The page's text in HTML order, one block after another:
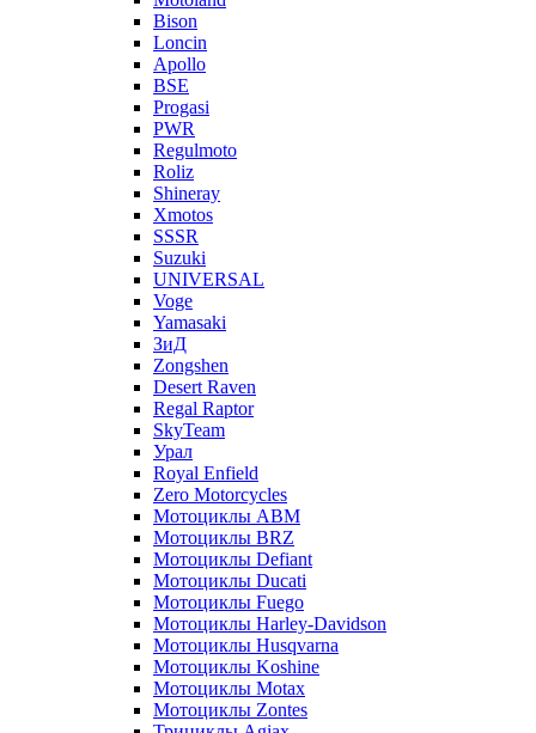
Bison
Loncin
Apollo
BSE
Progasi
PWR
Regulmoto
Roliz
Shineray
Xmotos
SSSR
Suzuki
UNIVERSAL
Voge
Yamasaki
ЗиД
Zongshen
Desert Raven
Regal Raptor
SkyTeam
Урал
Royal Enfield
Zero Motorcycles
Мотоциклы ABM
Мотоциклы BRZ
Мотоциклы Defiant
Мотоциклы Ducati
Мотоциклы Fuego
Мотоциклы Harley-Davidson
Мотоциклы Husqvarna
Мотоциклы Koshine
Мотоциклы Motax
Мотоциклы Zontes